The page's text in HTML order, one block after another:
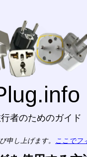
者のためのガイド
申し上げます。 ここでフ